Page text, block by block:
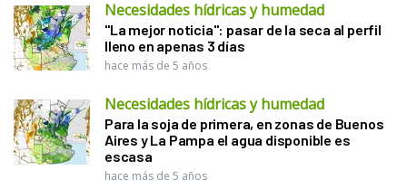
Necesidades hídricas y humedad
"La mejor noticia": pasar de la seca al perfil
lleno en apenas 3 días
hace más de 5 años
Necesidades hídricas y humedad
Para la soja de primera, en zonas de Buenos
Aires y La Pampa el agua disponible es
escasa
hace más de 5 años